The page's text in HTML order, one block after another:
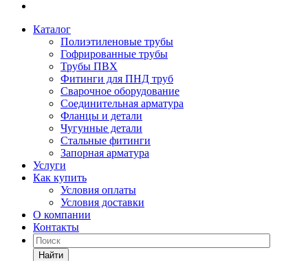
Каталог
Полиэтиленовые трубы
Гофрированные трубы
Трубы ПВХ
Фитинги для ПНД труб
Сварочное оборудование
Соединительная арматура
Фланцы и детали
Чугунные детали
Стальные фитинги
Запорная арматура
Услуги
Как купить
Условия оплаты
Условия доставки
О компании
Контакты
Найти